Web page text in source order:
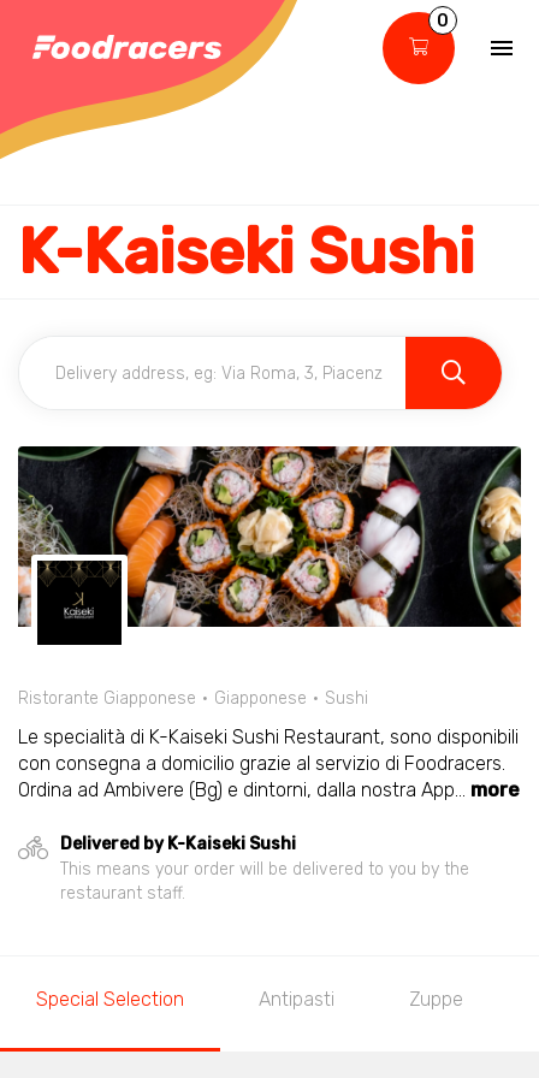
0
K-Kaiseki Sushi
Ristorante Giapponese Giapponese Sushi
Le specialità di K-Kaiseki Sushi Restaurant, sono disponibili
con consegna a domicilio grazie al servizio di Foodracers.
Ordina ad Ambivere (Bg) e dintorni, dalla nostra App... more
Delivered by K-Kaiseki Sushi
This means your order will be delivered to you by the
restaurant staff.
Special Selection Antipasti Zuppe